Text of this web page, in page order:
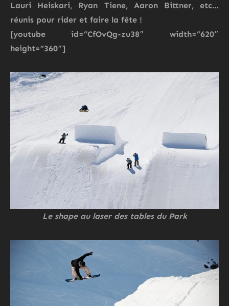
Lauri Heiskari, Ryan Tiene, Aaron Bittner,etc…
réunis pour rider et faire la fête !
[youtube id=”CfOvQg-zu38″ width=”620″
height=”360″]
Le shape au laser des tables du Park